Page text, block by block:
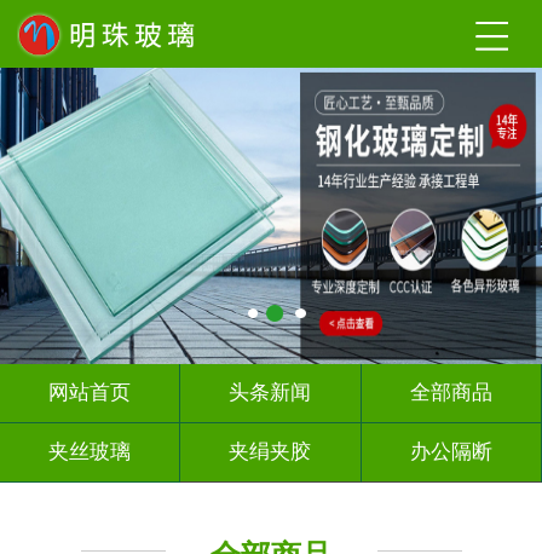
网站首页 头条新闻 全部商品
夹丝玻璃 夹绢夹胶 办公隔断